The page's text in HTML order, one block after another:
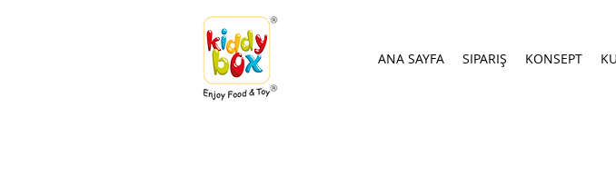
ANA SAYFA SIPARIŞ KONSEPT